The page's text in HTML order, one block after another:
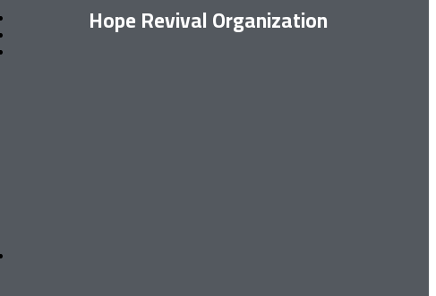
Hope Revival Organization